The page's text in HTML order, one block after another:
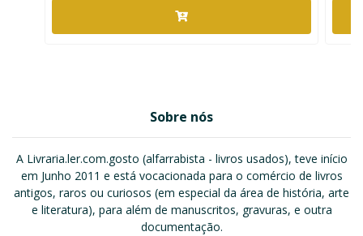
Sobre nós
A Livraria.ler.com.gosto (alfarrabista - livros usados), teve início
em Junho 2011 e está vocacionada para o comércio de livros
antigos, raros ou curiosos (em especial da área de história, arte
e literatura), para além de manuscritos, gravuras, e outra
documentação.